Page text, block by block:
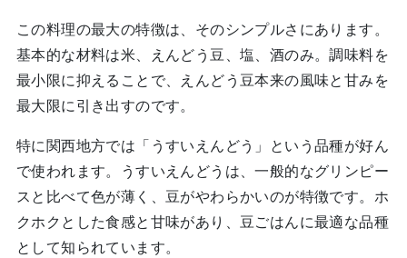
この料理の最大の特徴は、そのシンプルさにあります。
基本的な材料は米、えんどう豆、塩、酒のみ。調味料を
最小限に抑えることで、えんどう豆本来の風味と甘みを
最大限に引き出すのです。
特に関西地方では「うすいえんどう」という品種が好ん
で使われます。うすいえんどうは、一般的なグリンピー
スと比べて色が薄く、豆がやわらかいのが特徴です。ホ
クホクとした食感と甘味があり、豆ごはんに最適な品種
として知られています。